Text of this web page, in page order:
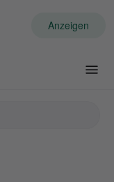
Anzeigen